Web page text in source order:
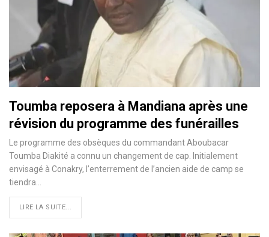
Toumba reposera à Mandiana après une
révision du programme des funérailles
Le programme des obsèques du commandant Aboubacar
Toumba Diakité a connu un changement de cap. Initialement
envisagé à Conakry, l’enterrement de l’ancien aide de camp se
tiendra…
LIRE LA SUITE...